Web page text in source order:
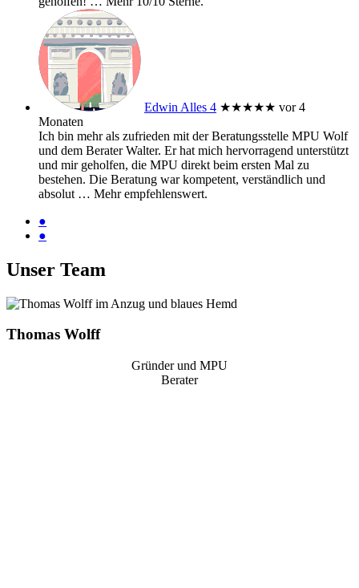
Edwin Alles 4 ★★★★★ vor 4
Monaten
Ich bin mehr als zufrieden mit der Beratungsstelle MPU Wolf
und dem Berater Walter. Er hat mich hervorragend unterstützt
und mir geholfen, die MPU direkt beim ersten Mal zu
bestehen. Die Beratung war kompetent, verständlich und
absolut … Mehrempfehlenswert.
●
●
Unser Team
Thomas Wolff
Gründer und MPU
Berater